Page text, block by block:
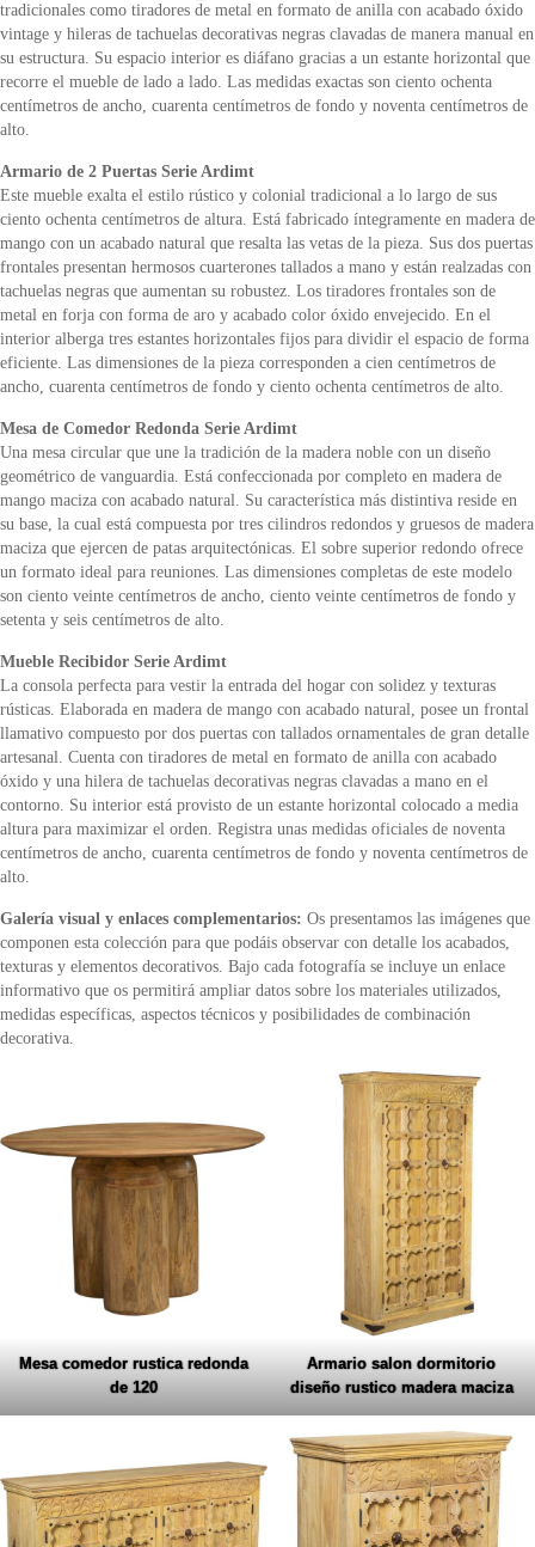
tradicionales como tiradores de metal en formato de anilla con acabado óxido
vintage y hileras de tachuelas decorativas negras clavadas de manera manual en
su estructura. Su espacio interior es diáfano gracias a un estante horizontal que
recorre el mueble de lado a lado. Las medidas exactas son ciento ochenta
centímetros de ancho, cuarenta centímetros de fondo y noventa centímetros de
alto.
Armario de 2 Puertas Serie Ardimt
Este mueble exalta el estilo rústico y colonial tradicional a lo largo de sus
ciento ochenta centímetros de altura. Está fabricado íntegramente en madera de
mango con un acabado natural que resalta las vetas de la pieza. Sus dos puertas
frontales presentan hermosos cuarterones tallados a mano y están realzadas con
tachuelas negras que aumentan su robustez. Los tiradores frontales son de
metal en forja con forma de aro y acabado color óxido envejecido. En el
interior alberga tres estantes horizontales fijos para dividir el espacio de forma
eficiente. Las dimensiones de la pieza corresponden a cien centímetros de
ancho, cuarenta centímetros de fondo y ciento ochenta centímetros de alto.
Mesa de Comedor Redonda Serie Ardimt
Una mesa circular que une la tradición de la madera noble con un diseño
geométrico de vanguardia. Está confeccionada por completo en madera de
mango maciza con acabado natural. Su característica más distintiva reside en
su base, la cual está compuesta por tres cilindros redondos y gruesos de madera
maciza que ejercen de patas arquitectónicas. El sobre superior redondo ofrece
un formato ideal para reuniones. Las dimensiones completas de este modelo
son ciento veinte centímetros de ancho, ciento veinte centímetros de fondo y
setenta y seis centímetros de alto.
Mueble Recibidor Serie Ardimt
La consola perfecta para vestir la entrada del hogar con solidez y texturas
rústicas. Elaborada en madera de mango con acabado natural, posee un frontal
llamativo compuesto por dos puertas con tallados ornamentales de gran detalle
artesanal. Cuenta con tiradores de metal en formato de anilla con acabado
óxido y una hilera de tachuelas decorativas negras clavadas a mano en el
contorno. Su interior está provisto de un estante horizontal colocado a media
altura para maximizar el orden. Registra unas medidas oficiales de noventa
centímetros de ancho, cuarenta centímetros de fondo y noventa centímetros de
alto.
Galería visual y enlaces complementarios: Os presentamos las imágenes que
componen esta colección para que podáis observar con detalle los acabados,
texturas y elementos decorativos. Bajo cada fotografía se incluye un enlace
informativo que os permitirá ampliar datos sobre los materiales utilizados,
medidas específicas, aspectos técnicos y posibilidades de combinación
decorativa.
Mesa comedor rustica redonda
de 120
Armario salon dormitorio
diseño rustico madera maciza